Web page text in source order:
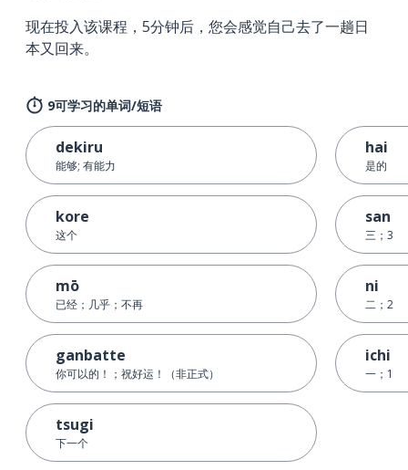
现在投入该课程，5分钟后，您会感觉自己去了一趟日
本又回来。
9可学习的单词/短语
dekiru
能够; 有能力
kore
这个
mō
已经；几乎；不再
ganbatte
你可以的！；祝好运！（非正式）
tsugi
下一个
hai
是的
san
三；3
ni
二；2
ichi
一；1